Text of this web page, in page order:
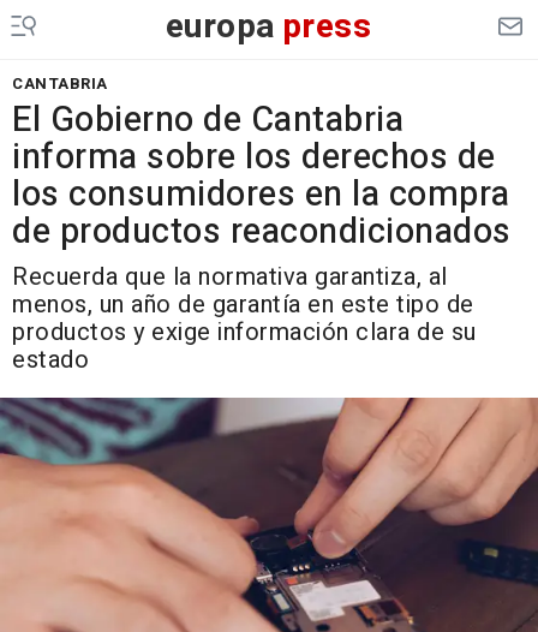
europa press
CANTABRIA
El Gobierno de Cantabria
informa sobre los derechos de
los consumidores en la compra
de productos reacondicionados
Recuerda que la normativa garantiza, al
menos, un año de garantía en este tipo de
productos y exige información clara de su
estado